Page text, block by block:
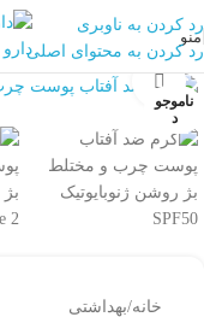
رد کردن به ناوبری
رد کردن به محتوای اصلی
منو
ناموجو
د
بزرگنمایی تصویر
خانه/بهداشتی